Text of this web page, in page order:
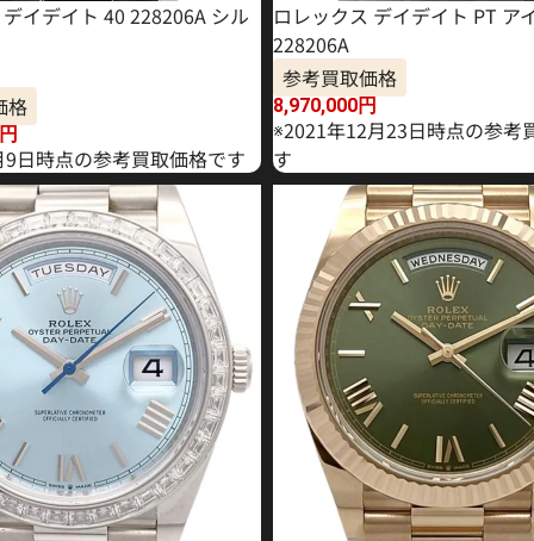
イデイト 40 228206A シル
格
円
日時点の参考買取価格です
ロレックス デイデイト PT ア
228206A
参考買取価格
8,970,000円
※2021年12月23日時点の参考
す